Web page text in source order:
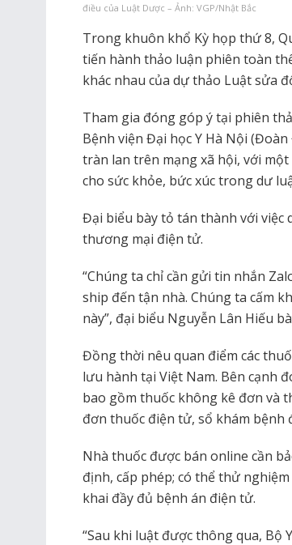
điều của Luật Dược – Ảnh: VGP/Nhật Bắc
Trong khuôn khổ Kỳ họp thứ 8,
tiến hành thảo luận phiên toàn
khác nhau của dự thảo Luật sửa
Tham gia đóng góp ý tại phiên
Bệnh viện Đại học Y Hà Nội
tràn lan trên mạng xã hội, với
cho sức khỏe, bức xúc trong dư
Đại biểu bày tỏ tán thành với việc
thương mại điện tử.
“Chúng ta chỉ cần gửi tin nhắn
ship đến tận nhà. Chúng ta cấm
này”, đại biểu Nguyễn Lân Hiếu
Đồng thời nêu quan điểm các
lưu hành tại Việt Nam. Bên cạnh
bao gồm thuốc không kê đơn và
đơn thuốc điện tử, sổ khám bệnh
Nhà thuốc được bán online cần
định, cấp phép; có thể thử
khai đầy đủ bệnh án điện tử.
“Sau khi luật được thông qua, Bộ